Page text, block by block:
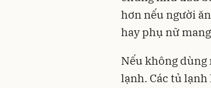
hơn nếu người
hay phụ nữ
Nếu không dùng
lạnh. Các tủ